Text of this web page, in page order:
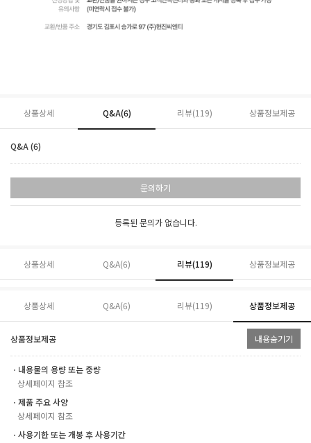
상품상세 Q&A(6) 리뷰(119) 상품정보제공
Q&A (6)
문의하기
등록된 문의가 없습니다.
상품상세 Q&A(6) 리뷰(119) 상품정보제공
상품상세 Q&A(6) 리뷰(119) 상품정보제공
상품정보제공 내용숨기기
ㆍ내용물의 용량 또는 중량
상세페이지 참조
ㆍ제품 주요 사양
상세페이지 참조
ㆍ사용기한 또는 개봉 후 사용기간